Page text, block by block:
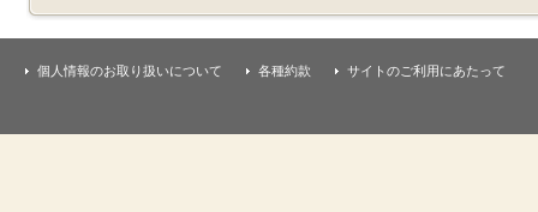
個人情報のお取り扱いについて 各種約款 サイトのご利用にあたって